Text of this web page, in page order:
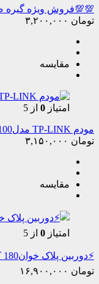
💯💯فروش ویژه گیره
تومان
مقایسه
امتیاز 0 از 5
مودم TP-LINK مدلM100
تومان
مقایسه
امتیاز 0 از 5
⚡️دوربین پلاک خوان180 کیلو متری
تومان